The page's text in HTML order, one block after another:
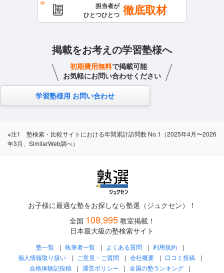
担当者が
ひとつひとつ 徹底取材
掲載をお考えの学習塾様へ
初期費用無料で掲載可能
お気軽にお問い合わせください
学習塾様用 お問い合わせ
※注1 塾検索・比較サイトにおける年間累計訪問数 No.1（2025年4月〜2026
年3月、SimilarWeb調べ）
お子様に最適な塾をお探しなら塾選（ジュクセン）！
全国 108,995 教室掲載！
日本最大級の塾検索サイト
塾一覧 執筆者一覧 よくある質問
利用規約
個人情報取り扱い
ご意見・ご質問 会社概要
口コミ投稿
合格体験記投稿
運営ポリシー
全国の塾ランキング